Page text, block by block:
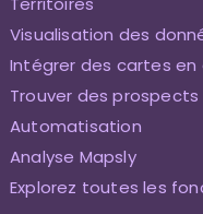
Visualisation des
Intégrer des cartes en
Trouver des prospects
Automatisation
Analyse Mapsly
Explorez toutes les